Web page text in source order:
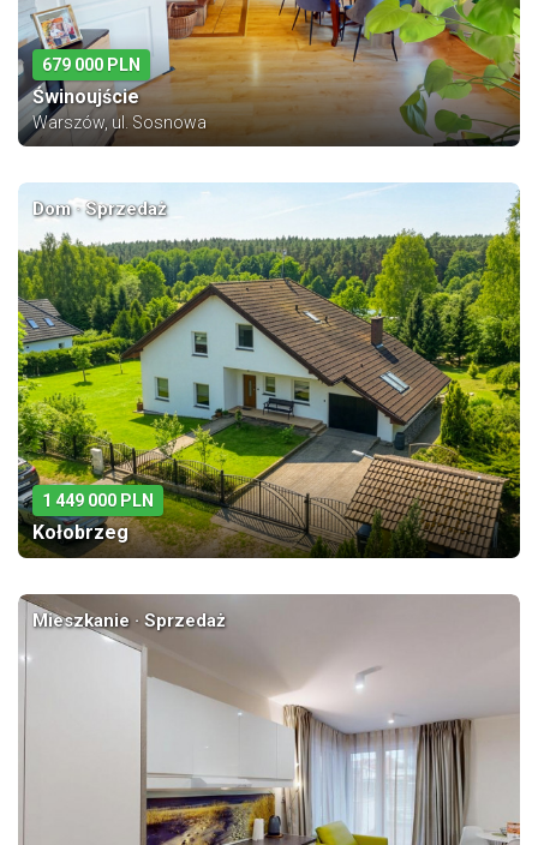
679 000 PLN
Świnoujście
Warszów, ul. Sosnowa
Dom · Sprzedaż
1 449 000 PLN
Kołobrzeg
Mieszkanie · Sprzedaż